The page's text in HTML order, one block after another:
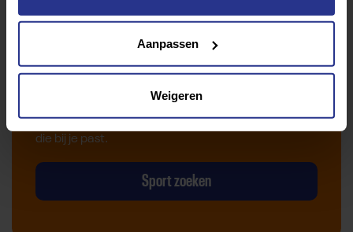
Aanpassen
Weigeren
Van atletiek tot zwemmen: met onze Sportzoeker
vind je gemakkelijk jouw favoriete sport of activiteit.
Met meer dan 4250 sportclubs is er altijd een sport
die bij je past.
Sport zoeken